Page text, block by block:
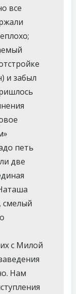
все
и забыл
петь
две
смелый
с Милой
Нам